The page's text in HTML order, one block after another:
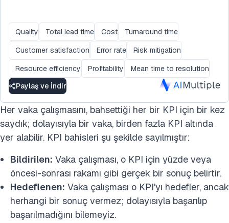
Quality Total lead time Cost
Turnaround time
Customer satisfaction
Error rate
Risk mitigation
Resource efficiency
Profitability
Mean time to resolution
Paylaş ve İndir
Her vaka çalışmasını, bahsettiği her bir KPI için bir kez
saydık; dolayısıyla bir vaka, birden fazla KPI altında
yer alabilir. KPI bahisleri şu şekilde sayılmıştır:
Bildirilen: Vaka çalışması, o KPI için yüzde veya
öncesi-sonrası rakamı gibi gerçek bir sonuç belirtir.
Hedeflenen: Vaka çalışması o KPI'yı hedefler, ancak
herhangi bir sonuç vermez; dolayısıyla başarılıp
başarılmadığını bilemeyiz.